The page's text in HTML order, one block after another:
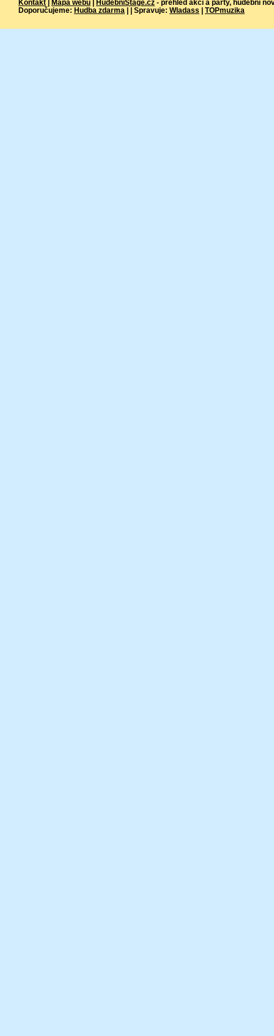
Kontakt Mapa webu HudebníStage.cz - přehled akcí a párty, hudební
Doporučujeme: Hudba zdarma | | Spravuje: Wladass | TOPmuzika